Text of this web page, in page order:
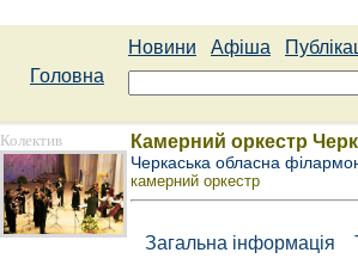
Новини Афіша
Головна
Колектив Камерний оркестр
Черкаська обласна
камерний оркестр
Загальна інформація